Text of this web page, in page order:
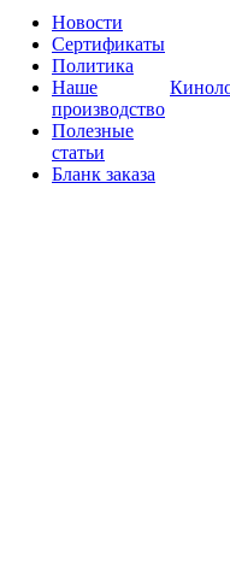
Новости
Сертификаты
Политика
Наше
производство
Полезные
статьи
Бланк заказа